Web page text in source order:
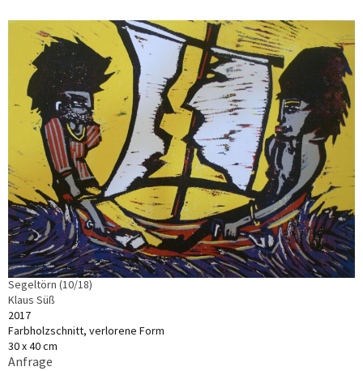
Segeltörn (10/18)
Klaus Süß
2017
Farbholzschnitt, verlorene Form
30 x 40 cm
Anfrage